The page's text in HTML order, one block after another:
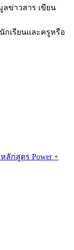
ลข่าวสาร เขียน
กเรียนและครูหรือ
กสูตร Power +